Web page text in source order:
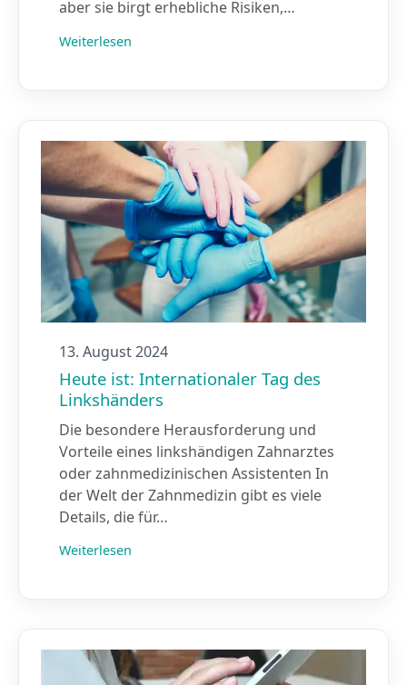
aber sie birgt erhebliche Risiken,…
Weiterlesen
13. August 2024
Heute ist: Internationaler Tag des
Linkshänders
Die besondere Herausforderung und
Vorteile eines linkshändigen Zahnarztes
oder zahnmedizinischen Assistenten In
der Welt der Zahnmedizin gibt es viele
Details, die für…
Weiterlesen